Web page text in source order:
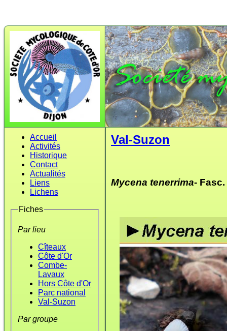
Accueil
Activités
Historique
Contact
Actualités
Liens
Lichens
Fiches
Par lieu
Cîteaux
Côte d'Or
Combe-
Lavaux
Hors Côte d'Or
Parc national
Val-Suzon
Par groupe
Val-Suzon
Mycena tenerrima-